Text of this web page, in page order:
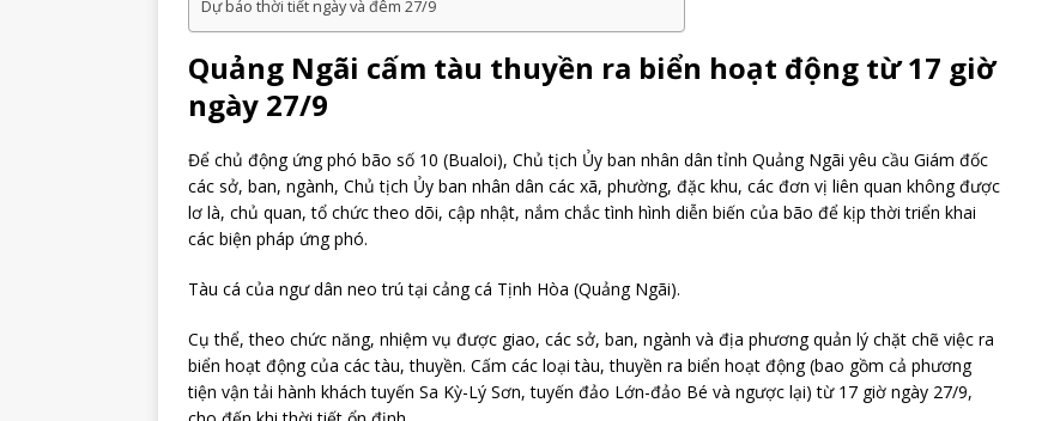
Dự báo thời tiết ngày và đêm 27/9
Quảng Ngãi cấm tàu thuyền ra biển hoạt động từ 17 giờ
ngày 27/9
Để chủ động ứng phó bão số 10 (Bualoi), Chủ tịch Ủy ban nhân dân tỉnh Quảng Ngãi yêu cầu Giám đốc
các sở, ban, ngành, Chủ tịch Ủy ban nhân dân các xã, phường, đặc khu, các đơn vị liên quan không được
lơ là, chủ quan, tổ chức theo dõi, cập nhật, nắm chắc tình hình diễn biến của bão để kịp thời triển khai
các biện pháp ứng phó.
Tàu cá của ngư dân neo trú tại cảng cá Tịnh Hòa (Quảng Ngãi).
Cụ thể, theo chức năng, nhiệm vụ được giao, các sở, ban, ngành và địa phương quản lý chặt chẽ việc ra
biển hoạt động của các tàu, thuyền. Cấm các loại tàu, thuyền ra biển hoạt động (bao gồm cả phương
tiện vận tải hành khách tuyến Sa Kỳ-Lý Sơn, tuyến đảo Lớn-đảo Bé và ngược lại) từ 17 giờ ngày 27/9,